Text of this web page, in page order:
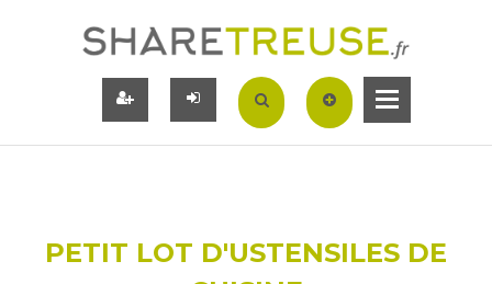
PETIT LOT D'USTENSILES DE